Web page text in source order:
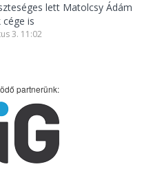
lett Matolcsy Ádám
cége is
3. 11:02
partnerünk: